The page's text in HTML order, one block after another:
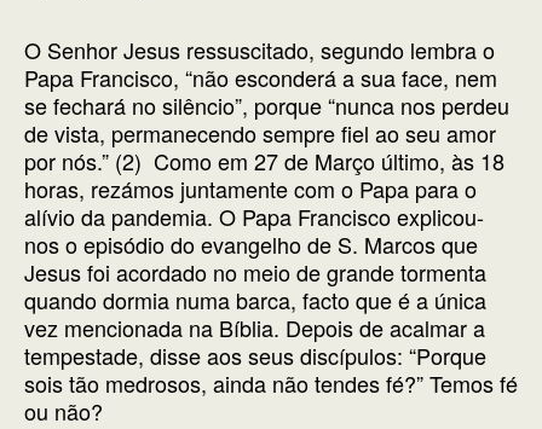
O Senhor Jesus ressuscitado, segundo lembra o
Papa Francisco, “não esconderá a sua face, nem
se fechará no silêncio”, porque “nunca nos perdeu
de vista, permanecendo sempre fiel ao seu amor
por nós.” (2) Como em 27 de Março último, às 18
horas, rezámos juntamente com o Papa para o
alívio da pandemia. O Papa Francisco explicou-
nos o episódio do evangelho de S. Marcos que
Jesus foi acordado no meio de grande tormenta
quando dormia numa barca, facto que é a única
vez mencionada na Bíblia. Depois de acalmar a
tempestade, disse aos seus discípulos: “Porque
sois tão medrosos, ainda não tendes fé?” Temos fé
ou não?